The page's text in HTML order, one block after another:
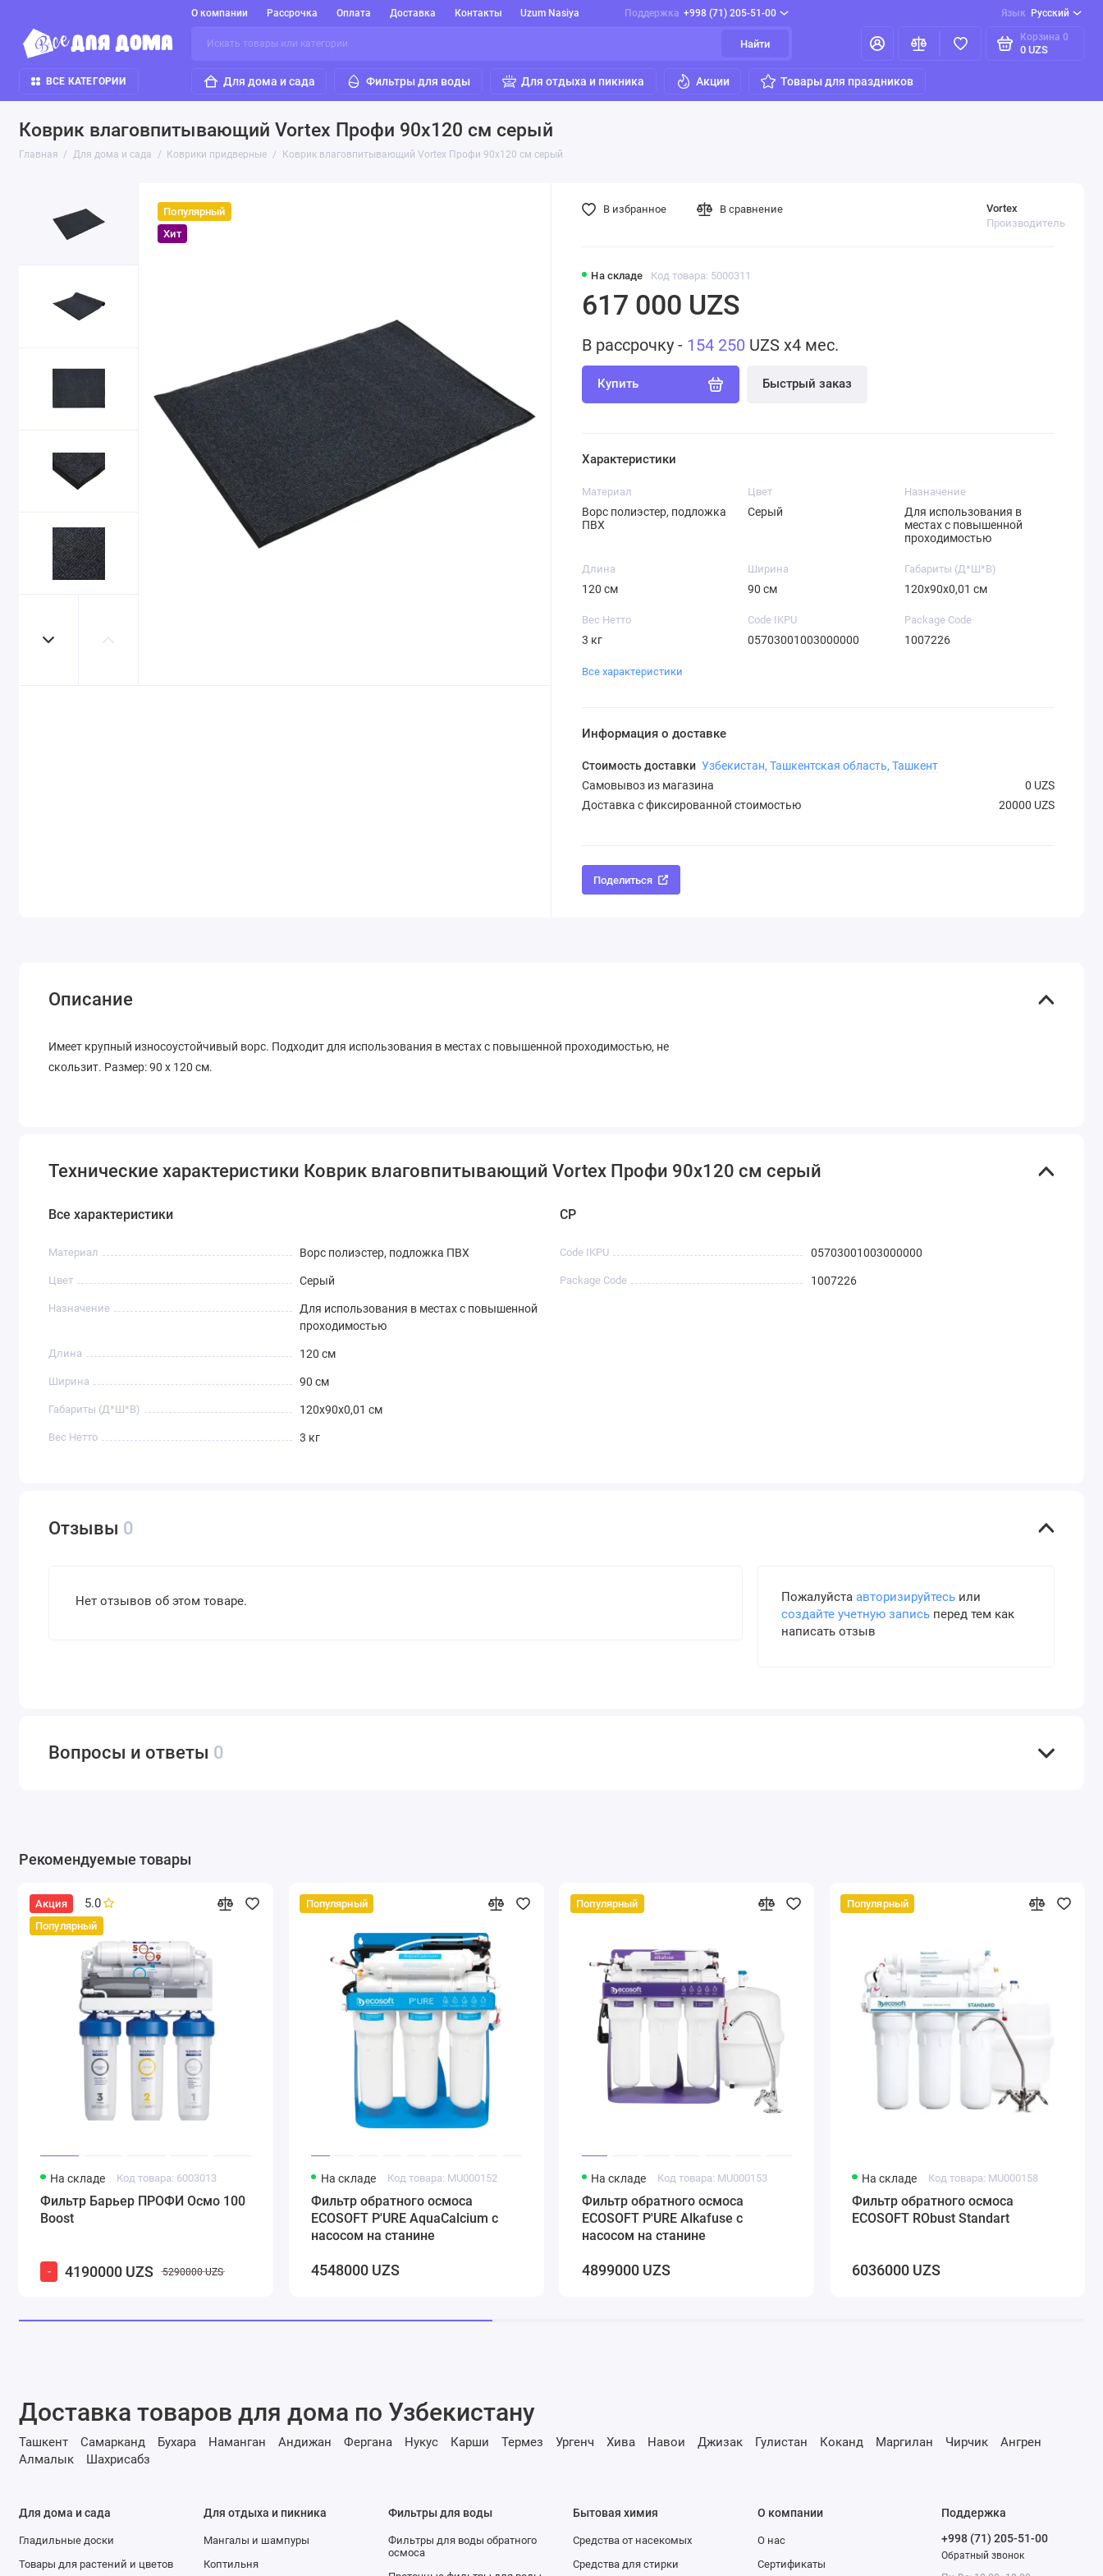
О компании Рассрочка Оплата Доставка Контакты Uzum Nasiya Поддержка +998 (71) 205-51-00 Язык Русский
Найти
Корзина 0
0 UZS
ВСЕ КАТЕГОРИИ Для дома и сада Фильтры для воды Для отдыха и пикника Акции Товары для праздников
Коврик влаговпитывающий Vortex Профи 90х120 см серый
Главная Для дома и сада Коврики придверные Коврик влаговпитывающий Vortex Профи 90х120 см серый
Популярный
Хит
На складе Код товара: 5000311
Vortex
Производитель
617 000 UZS
В рассрочку - 154 250 UZS x4 мес.
Купить Быстрый заказ
В избранное В сравнение
Характеристики
Материал
Ворс полиэстер, подложка
ПВХ
Цвет
Серый
Назначение
Для использования в
местах с повышенной
проходимостью
Длина
120 см
Ширина
90 см
Габариты (Д*Ш*В)
120х90х0,01 см
Вес Нетто
3 кг
Code IKPU
05703001003000000
Package Code
1007226
Все характеристики
Информация о доставке
Стоимость доставки Узбекистан, Ташкентская область, Ташкент
Самовывоз из магазина
0 UZS
Доставка с фиксированной стоимостью
20000 UZS
Поделиться
Описание
Имеет крупный износоустойчивый ворс. Подходит для использования в местах с повышенной проходимостью, не
скользит. Размер: 90 х 120 см.
Технические характеристики Коврик влаговпитывающий Vortex Профи 90х120 см серый
Все характеристики
Материал Ворс полиэстер, подложка ПВХ
Цвет Серый
Назначение
Для использования в местах с повышенной
проходимостью
Длина 120 см
Ширина 90 см
Габариты (Д*Ш*В) 120х90х0,01 см
Вес Нетто 3 кг
CP
Code IKPU 05703001003000000
Package Code 1007226
Отзывы 0
Нет отзывов об этом товаре. Пожалуйста авторизируйтесьили
создайте учетную записьперед тем как
написать отзыв
Вопросы и ответы 0
Рекомендуемые товары
Акция
Популярный
5.0
На складе Код товара: 6003013
Фильтр Барьер ПРОФИ Осмо 100
Boost
- 4190000 UZS 5290000 UZS
Популярный
На складе Код товара: MU000152
Фильтр обратного осмоса
ECOSOFT P'URE AquaCalcium с
насосом на станине
4548000 UZS
Популярный
На складе Код товара: MU000153
Фильтр обратного осмоса
ECOSOFT P'URE Alkafuse с
насосом на станине
4899000 UZS
Популярный
На складе Код товара: MU000158
Фильтр обратного осмоса
ECOSOFT RObust Standart
6036000 UZS
Доставка товаров для дома по Узбекистану
Ташкент Самарканд Бухара Наманган Андижан Фергана Нукус Карши Термез Ургенч Хива Навои Джизак Гулистан Коканд Маргилан Чирчик
Ангрен
Алмалык
Шахрисабз
Для дома и сада
Гладильные доски
Товары для растений и цветов
Для отдыха и пикника
Мангалы и шампуры
Коптильня
Фильтры для воды
Фильтры для воды обратного
осмоса
Бытовая химия
Средства от насекомых
Средства для стирки
О компании
О нас
Сертификаты
Поддержка
+998 (71) 205-51-00
Обратный звонок